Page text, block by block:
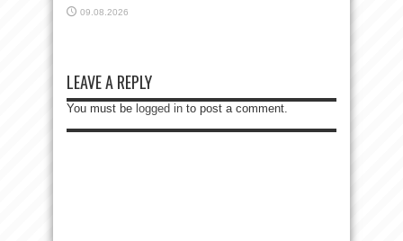
09.08.2026
LEAVE A REPLY
You must be logged in to post a comment.